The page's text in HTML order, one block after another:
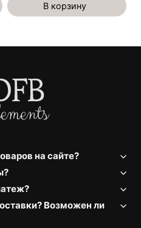
В корзину
на сайте?
Возможен ли